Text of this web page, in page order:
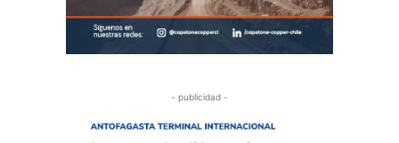
- publicidad -